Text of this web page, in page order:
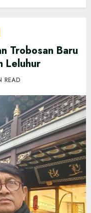
Trobosan Baru
Leluhur
READ